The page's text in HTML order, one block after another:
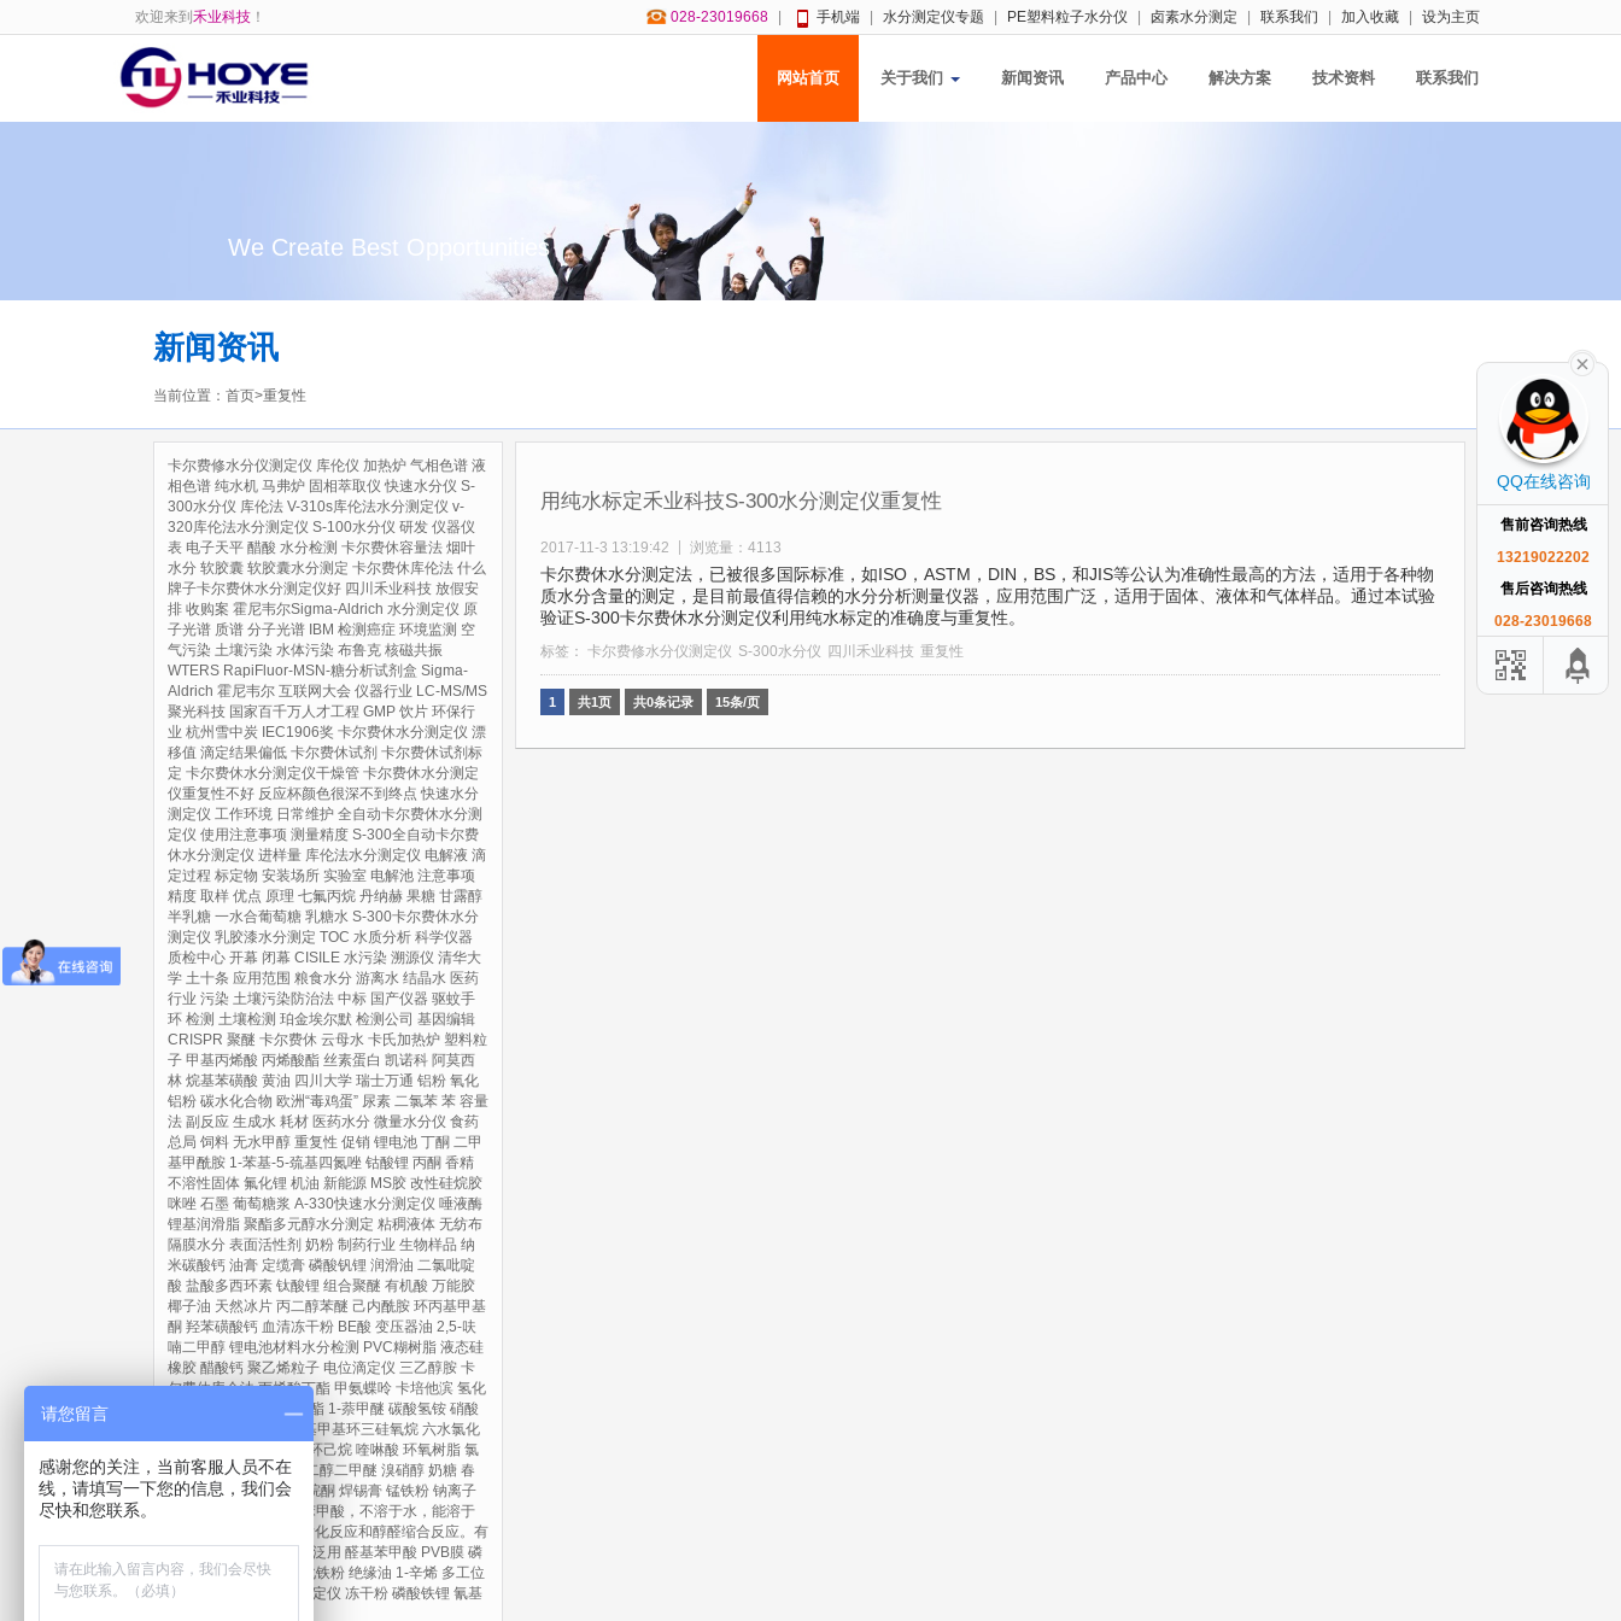
028-23019668 手机端 水分测定仪专题 PE塑料粒子水分仪 卤素水分测定 联系我们 加入收藏 设为主页
欢迎来到 禾业科技 ！
网站首页 关于我们 新闻资讯 产品中心 解决方案 技术资料 联系我们
We Create Best Opportunities
新闻资讯
当前位置： 首页>重复性
卡尔费修水分仪测定仪 库伦仪 加热炉 气相色谱 液
相色谱 纯水机 马弗炉 固相萃取仪 快速水分仪 S-
300水分仪 库伦法 V-310s库伦法水分测定仪 v-
320库伦法水分测定仪 S-100水分仪 研发 仪器仪
表 电子天平 醋酸 水分检测 卡尔费休容量法 烟叶
水分 软胶囊 软胶囊水分测定 卡尔费休库伦法 什么
牌子卡尔费休水分测定仪好 四川禾业科技 放假安
排 收购案 霍尼韦尔Sigma-Aldrich 水分测定仪 原
子光谱 质谱 分子光谱 IBM 检测癌症 环境监测 空
气污染 土壤污染 水体污染 布鲁克 核磁共振
WTERS RapiFluor-MSN-糖分析试剂盒 Sigma-
Aldrich 霍尼韦尔 互联网大会 仪器行业 LC-MS/MS
聚光科技 国家百千万人才工程 GMP 饮片 环保行
业 杭州雪中炭 IEC1906奖 卡尔费休水分测定仪 漂
移值 滴定结果偏低 卡尔费休试剂 卡尔费休试剂标
定 卡尔费休水分测定仪干燥管 卡尔费休水分测定
仪重复性不好 反应杯颜色很深不到终点 快速水分
测定仪 工作环境 日常维护 全自动卡尔费休水分测
定仪 使用注意事项 测量精度 S-300全自动卡尔费
休水分测定仪 进样量 库伦法水分测定仪 电解液 滴
定过程 标定物 安装场所 实验室 电解池 注意事项
精度 取样 优点 原理 七氟丙烷 丹纳赫 果糖 甘露醇
半乳糖 一水合葡萄糖 乳糖水 S-300卡尔费休水分
测定仪 乳胶漆水分测定 TOC 水质分析 科学仪器
质检中心 开幕 闭幕 CISILE 水污染 溯源仪 清华大
学 土十条 应用范围 粮食水分 游离水 结晶水 医药
行业 污染 土壤污染防治法 中标 国产仪器 驱蚊手
环 检测 土壤检测 珀金埃尔默 检测公司 基因编辑
CRISPR 聚醚 卡尔费休 云母水 卡氏加热炉 塑料粒
子 甲基丙烯酸 丙烯酸酯 丝素蛋白 凯诺科 阿莫西
林 烷基苯磺酸 黄油 四川大学 瑞士万通 铝粉 氧化
铝粉 碳水化合物 欧洲“毒鸡蛋” 尿素 二氯苯 苯 容量
法 副反应 生成水 耗材 医药水分 微量水分仪 食药
总局 饲料 无水甲醇 重复性 促销 锂电池 丁酮 二甲
基甲酰胺 1-苯基-5-巯基四氮唑 钴酸锂 丙酮 香精
不溶性固体 氟化锂 机油 新能源 MS胶 改性硅烷胶
咪唑 石墨 葡萄糖浆 A-330快速水分测定仪 唾液酶
锂基润滑脂 聚酯多元醇水分测定 粘稠液体 无纺布
隔膜水分 表面活性剂 奶粉 制药行业 生物样品 纳
米碳酸钙 油膏 定缆膏 磷酸钒锂 润滑油 二氯吡啶
酸 盐酸多西环素 钛酸锂 组合聚醚 有机酸 万能胶
椰子油 天然冰片 丙二醇苯醚 己内酰胺 环丙基甲基
酮 羟苯磺酸钙 血清冻干粉 BE酸 变压器油 2,5-呋
喃二甲醇 锂电池材料水分检测 PVC糊树脂 液态硅
橡胶 醋酸钙 聚乙烯粒子 电位滴定仪 三乙醇胺 卡
尔费休库仑法 丙烯酸丁酯 甲氨蝶呤 卡培他滨 氢化
邻苯二甲酸二辛酯 1-萘甲醚 碳酸氢铵 硝酸
三氟丙基甲基环三硅氧烷 六水氯化
环己烷 喹啉酸 环氧树脂 氯
化筒箭毒碱 乙酸铵 乙二醇二甲醚 溴硝醇 奶糖 春
节 异喹啉 N-甲基吡咯烷酮 焊锡膏 锰铁粉 钠离子
对醛基苯甲酸，不溶于水，能溶于
DMF中，能与醇发生酯化反应和醇醛缩合反应。有
机合成重要中间体，广泛用 醛基苯甲酸 PVB膜 磷
酸二苯一异辛酯
水雾化铁粉 绝缘油 1-辛烯 多工位
自动卡氏加热炉水分测定仪 冻干粉 磷酸铁锂 氰基
用纯水标定禾业科技S-300水分测定仪重复性
2017-11-3 13:19:42 浏览量：4113
卡尔费休水分测定法，已被很多国际标准，如ISO，ASTM，DIN，BS，和JIS等公认为准确性最高的方法，适用于各种物
质水分含量的测定，是目前最值得信赖的水分分析测量仪器，应用范围广泛，适用于固体、液体和气体样品。通过本试验
验证S-300卡尔费休水分测定仪利用纯水标定的准确度与重复性。
标签： 卡尔费修水分仪测定仪 S-300水分仪 四川禾业科技 重复性
1 共1页 共0条记录 15条/页
QQ在线咨询
售前咨询热线
13219022202
售后咨询热线
028-23019668
请您留言
感谢您的关注，当前客服人员不在
线，请填写一下您的信息，我们会
尽快和您联系。